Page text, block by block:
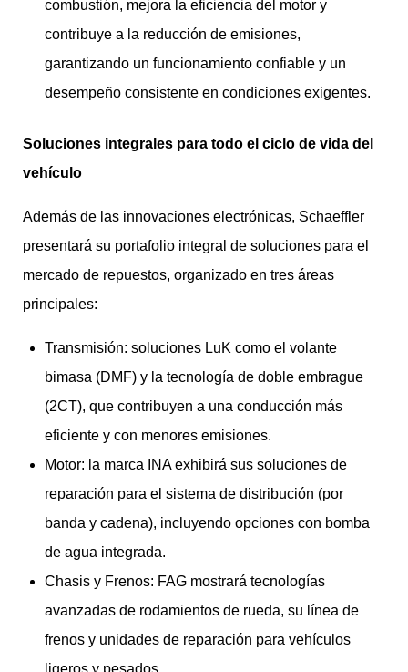
combustión, mejora la eficiencia del motor y
contribuye a la reducción de emisiones,
garantizando un funcionamiento confiable y un
desempeño consistente en condiciones exigentes.
Soluciones integrales para todo el ciclo de vida del
vehículo
Además de las innovaciones electrónicas, Schaeffler
presentará su portafolio integral de soluciones para el
mercado de repuestos, organizado en tres áreas
principales:
Transmisión: soluciones LuK como el volante
bimasa (DMF) y la tecnología de doble embrague
(2CT), que contribuyen a una conducción más
eficiente y con menores emisiones.
Motor: la marca INA exhibirá sus soluciones de
reparación para el sistema de distribución (por
banda y cadena), incluyendo opciones con bomba
de agua integrada.
Chasis y Frenos: FAG mostrará tecnologías
avanzadas de rodamientos de rueda, su línea de
frenos y unidades de reparación para vehículos